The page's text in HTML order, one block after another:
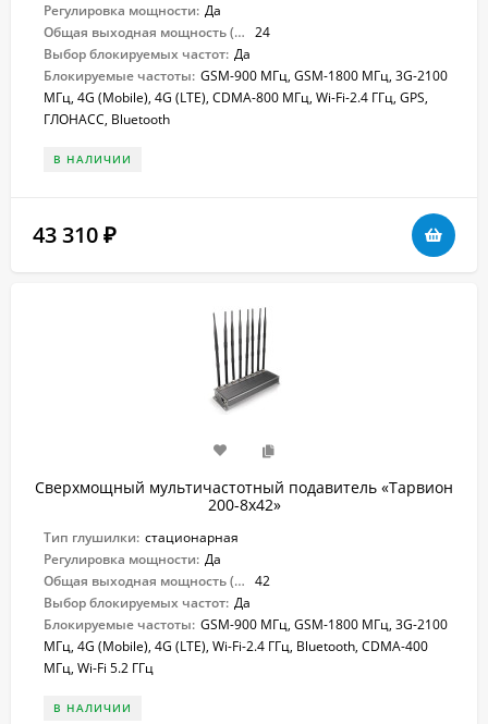
Регулировка мощности: Да
Общая выходная мощность (Вт): 24
Выбор блокируемых частот: Да
Блокируемые частоты: GSM-900 МГц, GSM-1800 МГц, 3G-2100
МГц, 4G (Mobile), 4G (LTE), CDMA-800 МГц, Wi-Fi-2.4 ГГц, GPS,
ГЛОНАСС, Bluetooth
В НАЛИЧИИ
43 310 ₽
Сверхмощный мультичастотный подавитель «Тарвион
200-8x42»
Тип глушилки: стационарная
Регулировка мощности: Да
Общая выходная мощность (Вт): 42
Выбор блокируемых частот: Да
Блокируемые частоты: GSM-900 МГц, GSM-1800 МГц, 3G-2100
МГц, 4G (Mobile), 4G (LTE), Wi-Fi-2.4 ГГц, Bluetooth, CDMA-400
МГц, Wi-Fi 5.2 ГГц
В НАЛИЧИИ